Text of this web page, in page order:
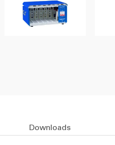
Downloads